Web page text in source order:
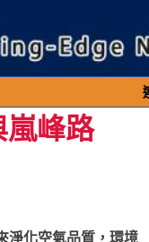
連續假期民眾出
嵐峰路
淨化空氣品質，環境